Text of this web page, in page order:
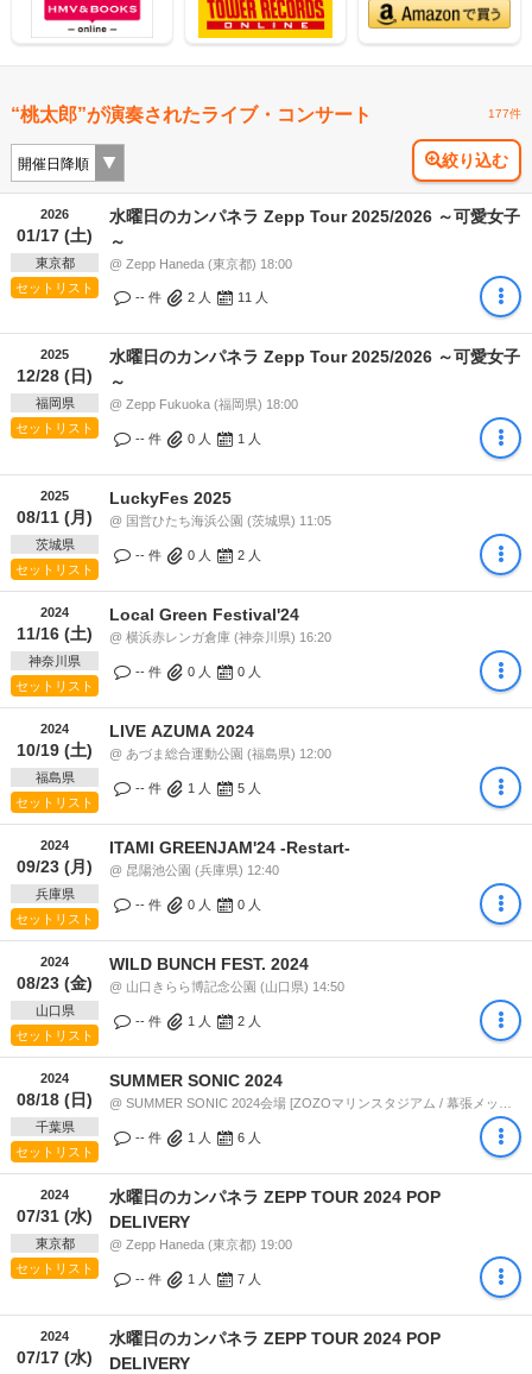
“桃太郎”が演奏されたライブ・コンサート 177件
絞り込む
2026
01/17 (土)
東京都
セットリスト
水曜日のカンパネラ Zepp Tour 2025/2026 ～可愛女子
～
@ Zepp Haneda (東京都) 18:00
-- 件 2 人 11 人
2025
12/28 (日)
福岡県
セットリスト
水曜日のカンパネラ Zepp Tour 2025/2026 ～可愛女子
～
@ Zepp Fukuoka (福岡県) 18:00
-- 件 0 人 1 人
2025
08/11 (月)
茨城県
セットリスト
LuckyFes 2025
@ 国営ひたち海浜公園 (茨城県) 11:05
-- 件 0 人 2 人
2024
11/16 (土)
神奈川県
セットリスト
Local Green Festival'24
@ 横浜赤レンガ倉庫 (神奈川県) 16:20
-- 件 0 人 0 人
2024
10/19 (土)
福島県
セットリスト
LIVE AZUMA 2024
@ あづま総合運動公園 (福島県) 12:00
-- 件 1 人 5 人
2024
09/23 (月)
兵庫県
セットリスト
ITAMI GREENJAM'24 -Restart-
@ 昆陽池公園 (兵庫県) 12:40
-- 件 0 人 0 人
2024
08/23 (金)
山口県
セットリスト
WILD BUNCH FEST. 2024
@ 山口きらら博記念公園 (山口県) 14:50
-- 件 1 人 2 人
2024
08/18 (日)
千葉県
セットリスト
SUMMER SONIC 2024
-- 件 1 人 6 人
2024
07/31 (水)
東京都
セットリスト
水曜日のカンパネラ ZEPP TOUR 2024 POP
DELIVERY
@ Zepp Haneda (東京都) 19:00
-- 件 1 人 7 人
2024
07/17 (水)
水曜日のカンパネラ ZEPP TOUR 2024 POP
DELIVERY